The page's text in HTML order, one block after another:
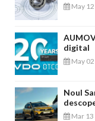
May
digital
May
Noul
Mar